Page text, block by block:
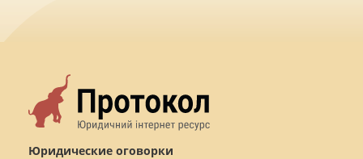
Юридические оговорки